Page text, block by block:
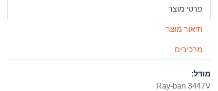
פרטי מוצר
תיאור מוצר
מרכיבים
מודל:
Ray-ban 3447V